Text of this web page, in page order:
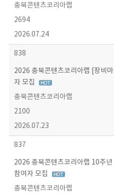
충북콘텐츠코리아랩
2694
2026.07.24
838
2026 충북콘텐츠코리아랩 [장비
자 모집
충북콘텐츠코리아랩
2100
2026.07.23
837
2026 충북콘텐츠코리아랩 10주
참여자 모집
충북콘텐츠코리아랩